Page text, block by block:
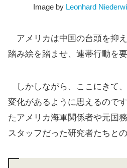
Image by Leonhard
アメリカは中国の台頭を抑
踏み絵を踏ませ、連帯行動を
しかしながら、ここにきて
変化があるように思えるので
たアメリカ海軍関係者や元国
スタッフだった研究者たちと